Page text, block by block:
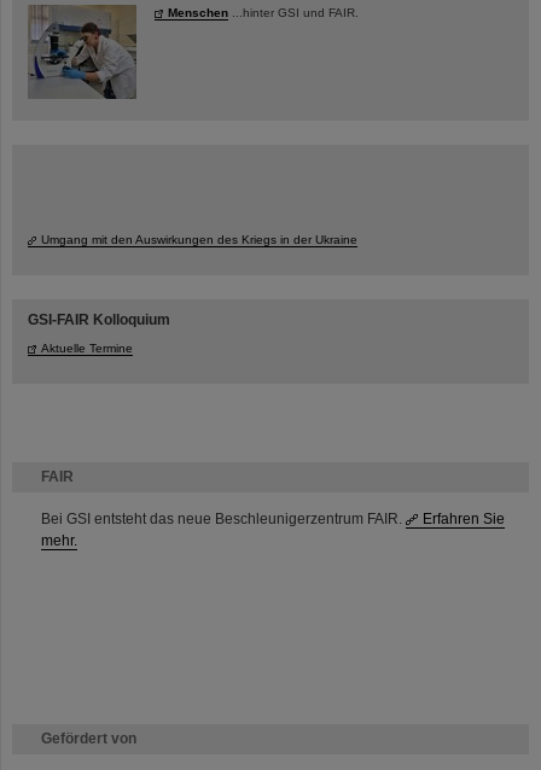
FAIR
Bei GSI entsteht das neue Beschleunigerzentrum FAIR.
Erfahren Sie
mehr.
Gefördert von
Menschen ...hinter GSI und FAIR.
Umgang mit den Auswirkungen des Kriegs in der Ukraine
GSI-FAIR Kolloquium
Aktuelle Termine